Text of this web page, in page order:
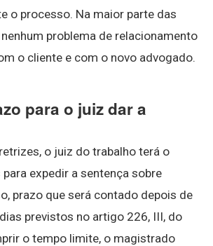
o processo. Na maior parte das
problema de relacionamento
o cliente e com o novo advogado.
para o juiz dar a
o juiz do trabalho terá o
para expedir a sentença sobre
prazo que será contado depois de
previstos no artigo 226, III, do
o tempo limite, o magistrado